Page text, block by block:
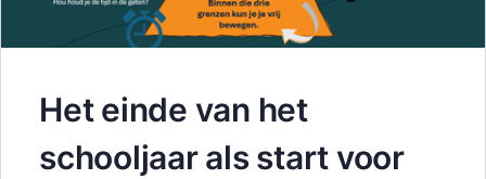
Het einde van het
schooljaar als start voor